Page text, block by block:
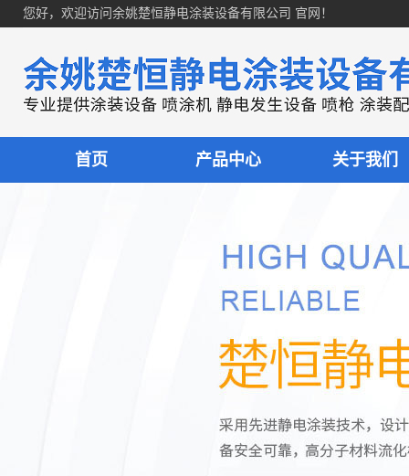
您好，欢迎访问余姚楚恒静电涂装设备有限公司 官网！
首页 产品中心 关于我们